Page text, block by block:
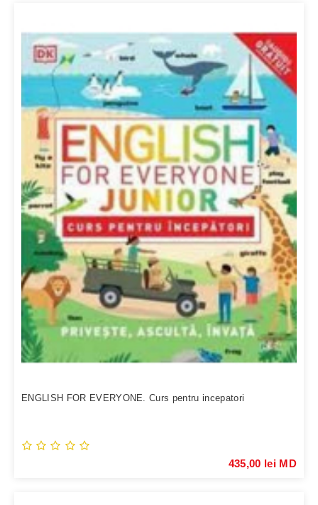
ENGLISH FOR EVERYONE. Curs pentru incepatori
435,00 lei MD